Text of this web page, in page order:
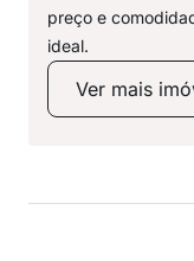
preço e
ideal.
Ver mais